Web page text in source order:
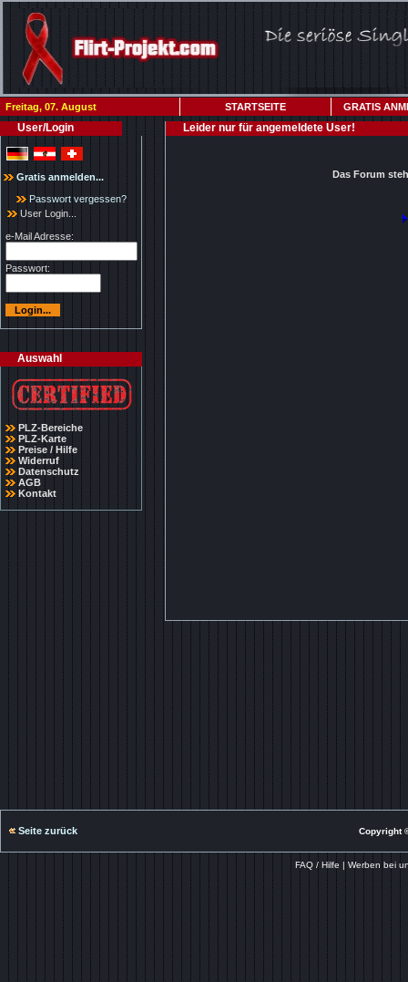
Freitag, 07. August STARTSEITE GRATIS
User/Login
Gratis anmelden...
Passwort vergessen?
User Login...
e-Mail Adresse:
Passwort:
Auswahl
PLZ-Bereiche
PLZ-Karte
Preise / Hilfe
Widerruf
Datenschutz
AGB
Kontakt
Leider nur für angemeldete User!
Das Forum
Seite zurück Copyright
FAQ / Hilfe |Werben bei